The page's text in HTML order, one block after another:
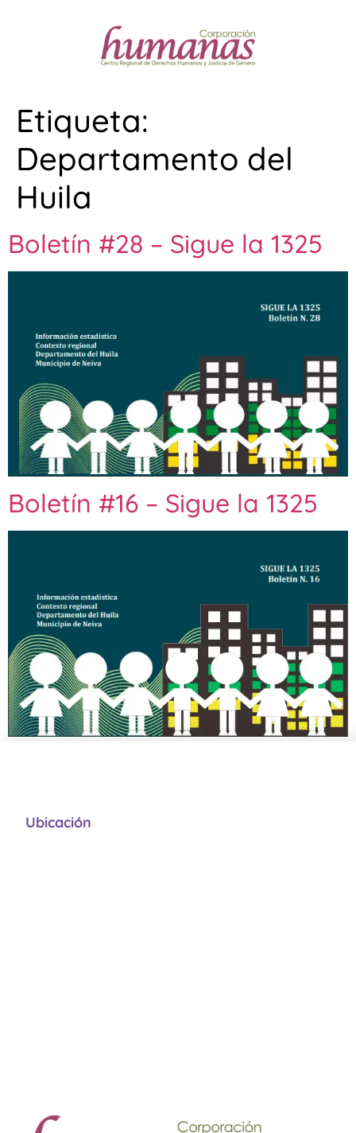
Etiqueta:
Departamento del
Huila
Boletín #28 – Sigue la 1325
Boletín #16 – Sigue la 1325
Ubicación